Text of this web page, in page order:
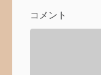
コメント